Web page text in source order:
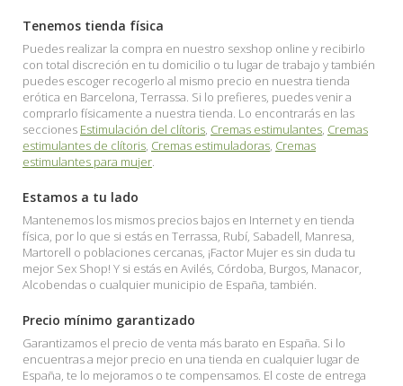
Tenemos tienda física
Puedes realizar la compra en nuestro sexshop online y recibirlo
con total discreción en tu domicilio o tu lugar de trabajo y también
puedes escoger recogerlo al mismo precio en nuestra tienda
erótica en Barcelona, Terrassa. Si lo prefieres, puedes venir a
comprarlo físicamente a nuestra tienda. Lo encontrarás en las
secciones Estimulación del clítoris, Cremas estimulantes, Cremas
estimulantes de clítoris, Cremas estimuladoras, Cremas
estimulantes para mujer.
Estamos a tu lado
Mantenemos los mismos precios bajos en Internet y en tienda
física, por lo que si estás en Terrassa, Rubí, Sabadell, Manresa,
Martorell o poblaciones cercanas, ¡Factor Mujer es sin duda tu
mejor Sex Shop! Y si estás en Avilés, Córdoba, Burgos, Manacor,
Alcobendas o cualquier municipio de España, también.
Precio mínimo garantizado
Garantizamos el precio de venta más barato en España. Si lo
encuentras a mejor precio en una tienda en cualquier lugar de
España, te lo mejoramos o te compensamos. El coste de entrega